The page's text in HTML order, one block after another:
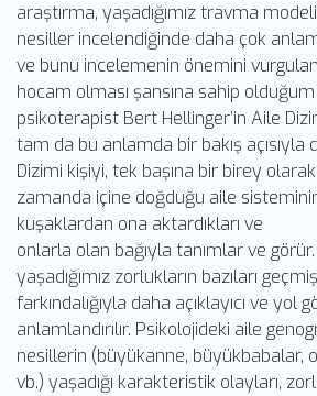
araştırma, yaşadığımız travma
nesiller incelendiğinde daha çok
ve bunu incelemenin önemini
hocam olması şansına sahip
psikoterapist Bert Hellinger’in Aile
tam da bu anlamda bir bakış açısıyla
Dizimi kişiyi, tek başına bir birey olarak
zamanda içine doğduğu aile
kuşaklardan ona aktardıkları ve
onlarla olan bağıyla tanımlar ve
yaşadığımız zorlukların bazıları
farkındalığıyla daha açıklayıcı ve yol
anlamlandırılır. Psikolojideki aile
nesillerin (büyükanne, büyükbabalar,
vb.) yaşadığı karakteristik olayları,